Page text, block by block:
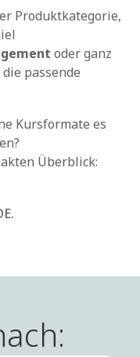
Produktkategorie,
oder ganz
passende
Kursformate es
Überblick: